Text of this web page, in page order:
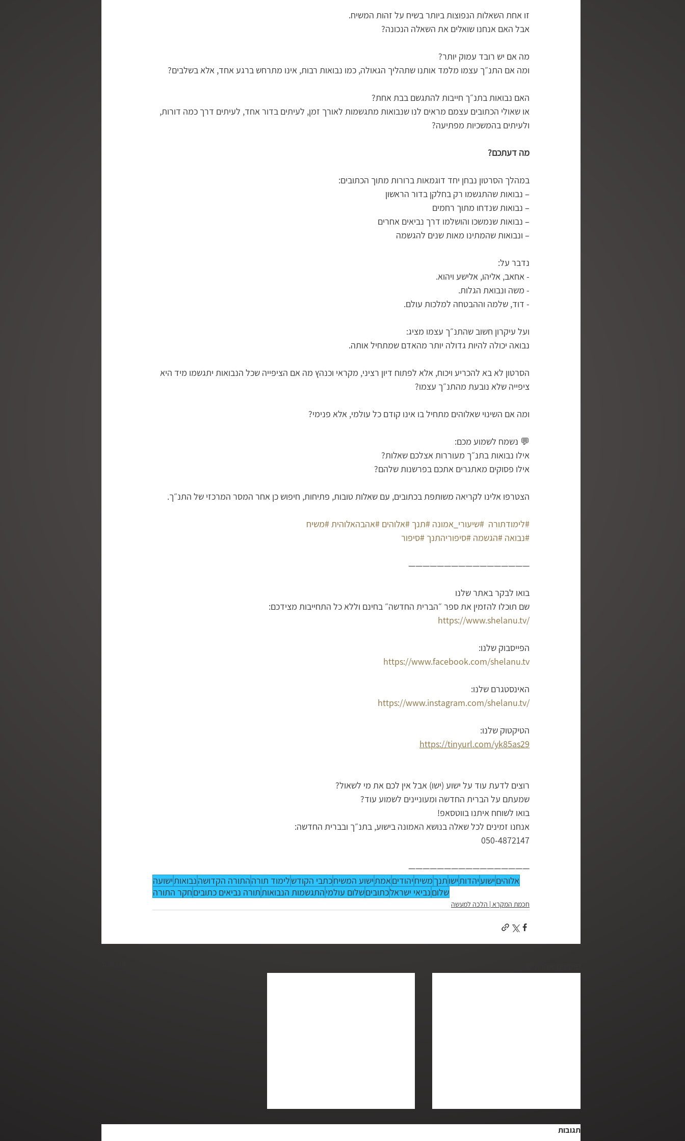
זו אחת השאלות הנפוצות ביותר בשיח על זהות המשיח.
אבל האם אנחנו שואלים את השאלה הנכונה?
מה אם יש רובד עמוק יותר?
ומה אם התנ״ך עצמו מלמד אותנו שתהליך הגאולה, כמו נבואות רבות, אינו מתרחש ברגע אחד, אלא בשלבים?
האם נבואות בתנ״ך חייבות להתגשם בבת אחת?
או שאולי הכתובים עצמם מראים לנו שנבואות מתגשמות לאורך זמן, לעיתים בדור אחד, לעיתים דרך כמה דורות,
ולעיתים בהמשכיות מפתיעה?
מה דעתכם?
במהלך הסרטון נבחן יחד דוגמאות ברורות מתוך הכתובים:
– נבואות שהתגשמו רק בחלקן בדור הראשון
– נבואות שנדחו מתוך רחמים
– נבואות שנמשכו והושלמו דרך נביאים אחרים
– ונבואות שהמתינו מאות שנים להגשמה
נדבר על:
- אחאב, אליהו, אלישע ויהוא.
- משה ונבואת הגלות.
- דוד, שלמה וההבטחה למלכות עולם.
ועל עיקרון חשוב שהתנ״ך עצמו מציג:
נבואה יכולה להיות גדולה יותר מהאדם שמתחיל אותה.
הסרטון לא בא להכריע ויכוח, אלא לפתוח דיון רציני, מקראי וכנהץ מה אם הציפייה שכל הנבואות יתגשמו מיד היא
ציפייה שלא נובעת מהתנ״ך עצמו?
ומה אם השינוי שאלוהים מתחיל בו אינו קודם כל עולמי, אלא פנימי?
💬 נשמח לשמוע מכם:
אילו נבואות בתנ״ך מעוררות אצלכם שאלות?
אילו פסוקים מאתגרים אתכם בפרשנות שלהם?
הצטרפו אלינו לקריאה משותפת בכתובים, עם שאלות טובות, פתיחות, חיפוש כן אחר המסר המרכזי של התנ״ך.
#לימודתורה #שיעורי_אמונה #תנך #אלוהים #אהבהאלוהית#משיח
#נבואה #הגשמה #סיפוריהתנך #סיפור
—————————————————
בואו לבקר באתר שלנו
שם תוכלו להזמין את ספר ״הברית החדשה״ בחינם וללא כל התחייבות מצידכם:
https://www.shelanu.tv/
הפייסבוק שלנו:
https://www.facebook.com/shelanu.tv
האינסטגרם שלנו:
https://www.instagram.com/shelanu.tv/
הטיקטוק שלנו:
https://tinyurl.com/yk85as29
רוצים לדעת עוד על ישוע (ישו) אבל אין לכם את מי לשאול?
שמעתם על הברית החדשה ומעוניינים לשמוע עוד?
בואו לשוחח איתנו בווטסאפ!
אנחנו זמינים לכל שאלה בנושא האמונה בישוע, בתנ״ך ובברית החדשה:
050-4872147
—————————————————
אלוהיםישועיהדותישותנךמשיחיהודיםאמתישוע המשיחכתבי הקודשלימוד תורההתורה הקדושהנבואותישועה
שלוםנביאי ישראלכתוביםשלום עולמיהתגשמות הנבואותתורה נביאים כתוביםחקר התורה
חכמת המקרא | הלכה למעשה
תגובות